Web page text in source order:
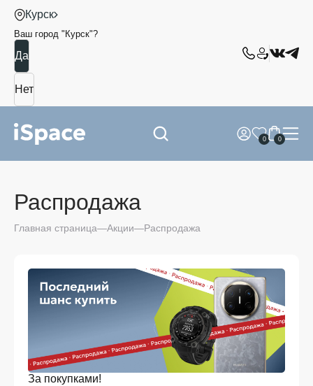
Курск
Ваш город " Курск"?
0 0
Распродажа
Главная страница Акции Распродажа
За покупками!